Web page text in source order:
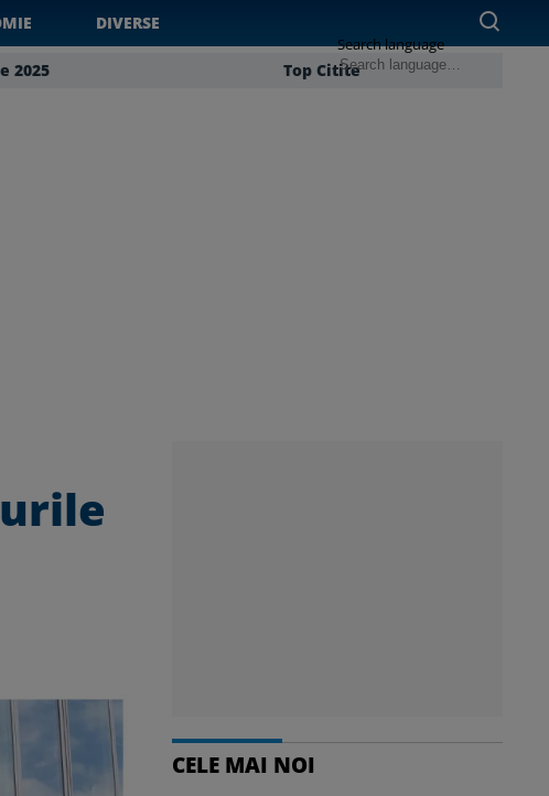
DIVERSE
2025 Top Citite
Search language
CELE MAI NOI